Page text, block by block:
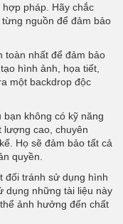
pháp. Hãy chắc
nguồn để đảm bảo
toàn nhất để đảm bảo
hình ảnh, họa tiết,
một backdrop độc
bạn không có kỹ năng
lượng cao, chuyên
Họ sẽ đảm bảo tất cả
quyền.
đối tránh sử dụng hình
dụng những tài liệu này
ảnh hưởng đến chất